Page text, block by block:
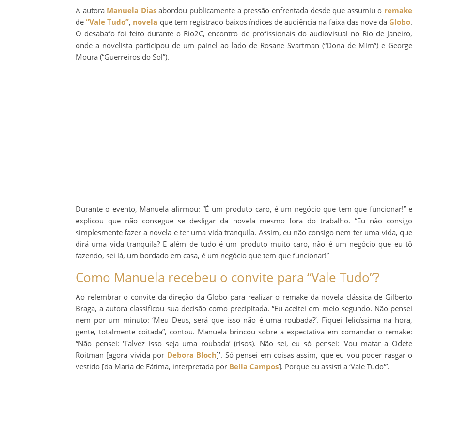
A autora Manuela Diasabordou publicamente a pressão enfrentada desde que assumiu o remake
de“Vale Tudo”, novela que tem registrado baixos índices de audiência na faixa das nove da Globo.
O desabafo foi feito durante o Rio2C, encontro de profissionais do audiovisual no Rio de Janeiro,
onde a novelista participou de um painel ao lado de Rosane Svartman (“Dona de Mim”) e George
Moura (“Guerreiros do Sol”).
Durante o evento, Manuela afirmou: “É um produto caro, é um negócio que tem que funcionar!” e
explicou que não consegue se desligar da novela mesmo fora do trabalho. “Eu não consigo
simplesmente fazer a novela e ter uma vida tranquila. Assim, eu não consigo nem ter uma vida, que
dirá uma vida tranquila? E além de tudo é um produto muito caro, não é um negócio que eu tô
fazendo, sei lá, um bordado em casa, é um negócio que tem que funcionar!”
Como Manuela recebeu o convite para “Vale Tudo”?
Ao relembrar o convite da direção da Globo para realizar o remake da novela clássica de Gilberto
Braga, a autora classificou sua decisão como precipitada. “Eu aceitei em meio segundo. Não pensei
nem por um minuto: ‘Meu Deus, será que isso não é uma roubada?’. Fiquei felicíssima na hora,
gente, totalmente coitada”, contou. Manuela brincou sobre a expectativa em comandar o remake:
“Não pensei: ‘Talvez isso seja uma roubada’ (risos). Não sei, eu só pensei: ‘Vou matar a Odete
Roitman [agora vivida por Debora Bloch]’. Só pensei em coisas assim, que eu vou poder rasgar o
vestido [da Maria de Fátima, interpretada por Bella Campos]. Porque eu assisti a ‘Vale Tudo'”.